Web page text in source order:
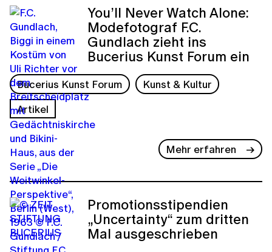
You’ll Never Watch Alone:
Modefotograf F.C.
Gundlach zieht ins
Bucerius Kunst Forum ein
Bucerius Kunst Forum
Kunst & Kultur
Artikel
Mehr erfahren
Promotionsstipendien
„Uncertainty“ zum dritten
Mal ausgeschrieben